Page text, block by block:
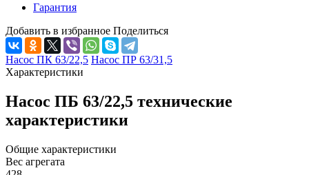
Гарантия
Добавить в избранное Поделиться
Насос ПК 63/22,5 Насос ПР 63/31,5
Характеристики
Насос ПБ 63/22,5 технические
характеристики
Общие характеристики
Вес агрегата